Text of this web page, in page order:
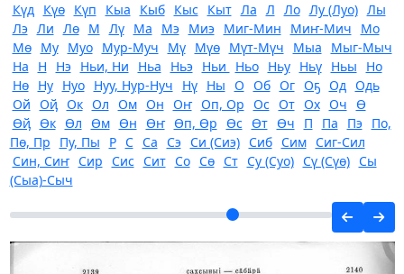
Күд Күө Күп Кыа Кыб Кыс Кыт Ла Л Ло Лу (Луо) Лы
Лэ Ли Лө М Лү Ма Мэ Миэ Миг-Мин Миҥ-Мич
Мо
Мө
Му Муо Мур-Муч Мү Мүө Мүт-Мүч Мыа
Мыг-Мыч
На
Н Нэ Ньи, Ни Ньа Ньэ Ньи Ньо Ньу Ньү Ньы
Но
Нө
Ну Нуо Нуу, Нур-Нуч Нү Ны О Об Ог Оҕ Од Одь
Ой Оҋ Ок Ол Ом Он Оҥ Оп, Ор Ос От Ох Оч Ө
Өҋ Өк Өл Өм Өн Өҥ Өп, Өр Өс Өт Өч П Па Пэ
По,
Пө, Пр
Пу, Пы Р С Са Сэ Си (Сиэ) Сиб Сим Сиг-Сил
Син, Сиҥ Сир Сис Сит Со Сө Ст Су (Суо) Сү (Сүө) Сы
(Сыа)-Сыч